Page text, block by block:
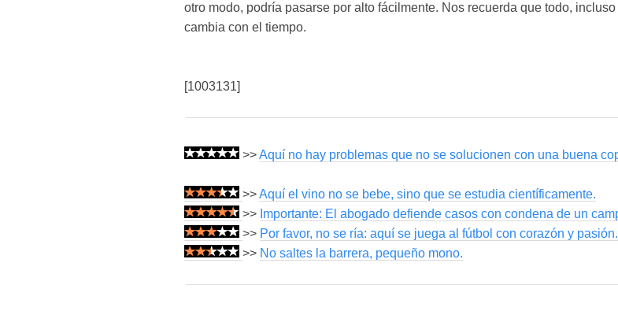
otro modo, podría pasarse por alto fácilmente. Nos recuerda que todo,
cambia con el tiempo.
[1003131]
>>Aquí no hay problemas que no se solucionen con una buena
>>Aquí el vino no se bebe, sino que se estudia científicamente.
>> Importante: El abogado defiende casos con condena de un
>> Por favor, no se ría: aquí se juega al fútbol con corazón y pasión.
>> No saltes la barrera, pequeño mono.